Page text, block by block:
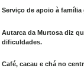
Serviço de apoio à família
Autarca da Murtosa diz
dificuldades.
Café, cacau e chá no